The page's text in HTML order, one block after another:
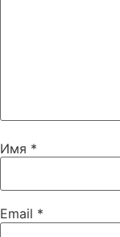
Имя *
Email *